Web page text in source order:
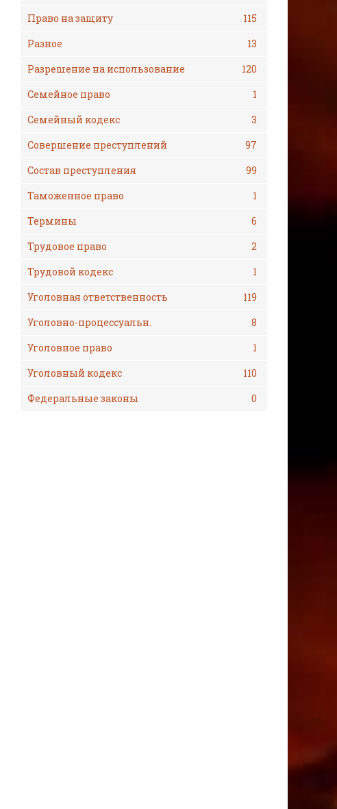
Право на защиту
115
Разное
13
Разрешение на использование
120
Семейное право
1
Семейный кодекс
3
Совершение преступлений
97
Состав преступления
99
Таможенное право
1
Термины
6
Трудовое право
2
Трудовой кодекс
1
Уголовная ответственность
119
Уголовно-процессуальн.
8
Уголовное право
1
Уголовный кодекс
110
Федеральные законы
0